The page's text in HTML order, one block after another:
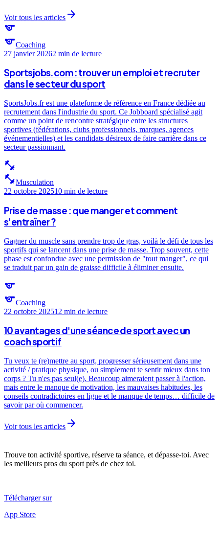
Voir tous les articles arrow_forward
sports
sportsCoaching
27 janvier 20262 min de lecture
Sportsjobs.com : trouver un emploi et recruter
dans le secteur du sport
SportsJobs.fr est une plateforme de référence en France dédiée au
recrutement dans l'industrie du sport. Ce Jobboard spécialisé agit
comme un point de rencontre stratégique entre les structures
sportives (fédérations, clubs professionnels, marques, agences
événementielles) et les candidats désireux de faire carrière dans ce
secteur passionnant.
fitness_center
fitness_centerMusculation
22 octobre 202510 min de lecture
Prise de masse : que manger et comment
s'entraîner ?
Gagner du muscle sans prendre trop de gras, voilà le défi de tous les
sportifs qui se lancent dans une prise de masse. Trop souvent, cette
phase est confondue avec une permission de "tout manger", ce qui
se traduit par un gain de graisse difficile à éliminer ensuite.
sports
sportsCoaching
22 octobre 202512 min de lecture
10 avantages d'une séance de sport avec un
coach sportif
Tu veux te (re)mettre au sport, progresser sérieusement dans une
activité / pratique physique, ou simplement te sentir mieux dans ton
corps ? Tu n'es pas seul(e). Beaucoup aimeraient passer à l'action,
mais entre le manque de motivation, les mauvaises habitudes, les
conseils contradictoires en ligne et le manque de temps… difficile de
savoir par où commencer.
Voir tous les articles arrow_forward
Trouve ton activité sportive, réserve ta séance, et dépasse-toi. Avec
les meilleurs pros du sport près de chez toi.
Télécharger sur
App Store